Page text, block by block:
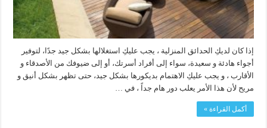
إذا كان لديكِ الحدائق المنزلية ، يجب عليكِ استغلالها بشكل جيد جدًا، لتوفير
أجواء هادئة و سعيدة، سواء إلى أفراد أسرتك، أو إلى ضيوفك من الأصدقاء و
الأقارب ، و يجب عليكِ الاهتمام بديكورها بشكل جيد، حتى تظهر بشكل أنيق و
مريح لأن هذا الأمر يعلب دور هام جداً ، في …
أكمل القراءة »